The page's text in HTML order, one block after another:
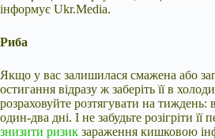
інформує Ukr.Media.
Риба
Якщо у вас залишилася смажена або
остигання відразу ж заберіть її в
розраховуйте розтягувати на тиждень:
один-два дні. І не забудьте розігріти
знизити ризик зараження кишковою